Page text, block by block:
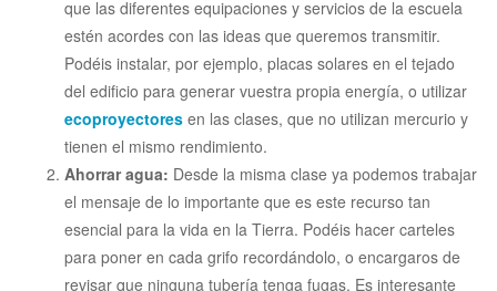
que las diferentes equipaciones y servicios de la escuela
estén acordes con las ideas que queremos transmitir.
Podéis instalar, por ejemplo, placas solares en el tejado
del edificio para generar vuestra propia energía, o utilizar
ecoproyectores en las clases, que no utilizan mercurio y
tienen el mismo rendimiento.
Ahorrar agua: Desde la misma clase ya podemos trabajar
el mensaje de lo importante que es este recurso tan
esencial para la vida en la Tierra. Podéis hacer carteles
para poner en cada grifo recordándolo, o encargaros de
revisar que ninguna tubería tenga fugas. Es interesante